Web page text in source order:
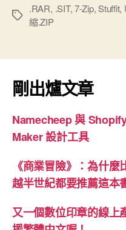
標
.RAR, .SIT,7-Zip,Stuffit,
縮.ZIP
剛出爐文章
Namecheep 與
Maker 設計工具
《商業冒險》：為什麼
越半世紀都要推薦這本
又一個數位印章的線